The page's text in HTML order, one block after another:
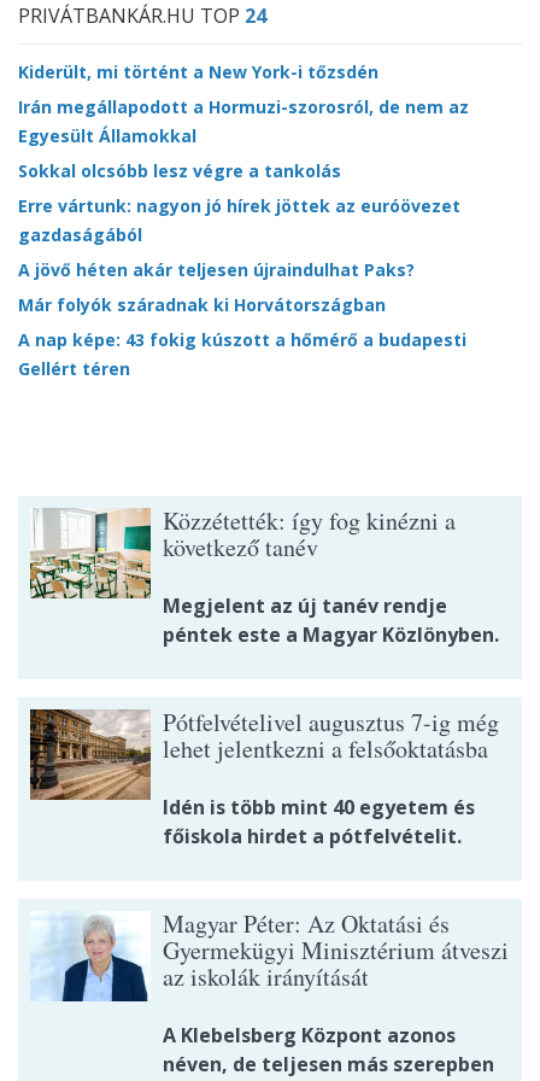
PRIVÁTBANKÁR.HU TOP 24
Kiderült, mi történt a New York-i tőzsdén
Irán megállapodott a Hormuzi-szorosról, de nem az
Egyesült Államokkal
Sokkal olcsóbb lesz végre a tankolás
Erre vártunk: nagyon jó hírek jöttek az euróövezet
gazdaságából
A jövő héten akár teljesen újraindulhat Paks?
Már folyók száradnak ki Horvátországban
A nap képe: 43 fokig kúszott a hőmérő a budapesti
Gellért téren
Közzétették: így fog kinézni a
következő tanév
Megjelent az új tanév rendje
péntek este a Magyar Közlönyben.
Pótfelvételivel augusztus 7-ig még
lehet jelentkezni a felsőoktatásba
Idén is több mint 40 egyetem és
főiskola hirdet a pótfelvételit.
Magyar Péter: Az Oktatási és
Gyermekügyi Minisztérium átveszi
az iskolák irányítását
A Klebelsberg Központ azonos
néven, de teljesen más szerepben